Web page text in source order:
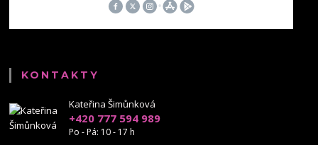
KONTAKTY
Kateřina Šimůnková
+420 777 594 989
Po - Pá: 10 - 17 h